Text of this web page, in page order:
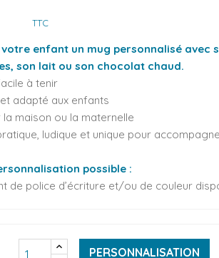
TTC
enfant un mug personnalisé avec
son lait ou son chocolat chaud.
à tenir
adapté aux enfants
la maison ou la maternelle
ludique et unique pour
possible :
de police d’écriture et/ou de couleur
PERSONNALISATION